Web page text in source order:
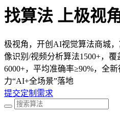
找算法 上极视
极视角，开创AI视觉算法商城
像识别/视频分析算法1500+，覆
6000+，平均准确率≥90%，全
力“AI+全场景”落地
提交定制需求